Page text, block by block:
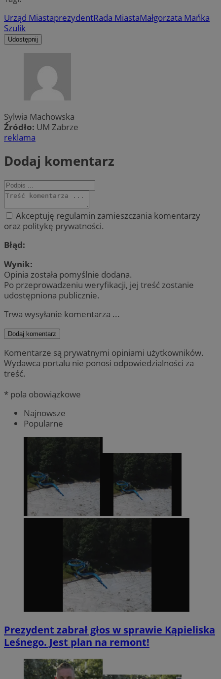
Urząd MiastaprezydentRada MiastaMałgorzata Mańka
Szulik
Udostępnij
Sylwia Machowska
Źródło: UM Zabrze
reklama
Dodaj komentarz
Akceptuję regulamin zamieszczania komentarzy
oraz politykę prywatności.
Błąd:
Wynik:
Opinia została pomyślnie dodana.
Po przeprowadzeniu weryfikacji, jej treść zostanie
udostępniona publicznie.
Trwa wysyłanie komentarza ...
Dodaj komentarz
Komentarze są prywatnymi opiniami użytkowników.
Wydawca portalu nie ponosi odpowiedzialności za
treść.
* pola obowiązkowe
Najnowsze
Popularne
Prezydent zabrał głos w sprawie Kąpieliska
Leśnego. Jest plan na remont!